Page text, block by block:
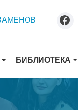
БИБЛИОТЕКА